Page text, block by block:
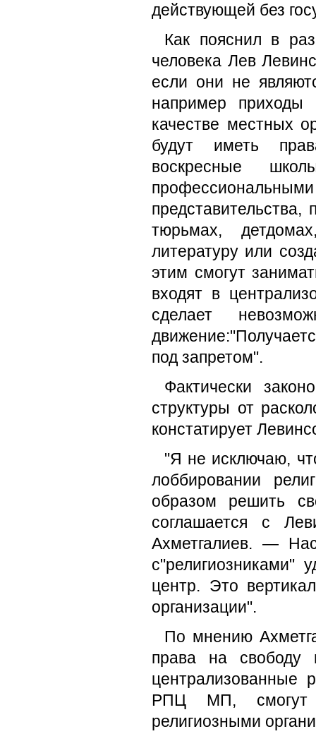
действующей без
Как пояснил в
человека Лев
если они не
например
качестве местных
будут иметь
воскресные
тюрьмах,
литературу или
этим смогут
входят в
сделает
под запретом".
Фактически
структуры от
констатирует
"Я не исключаю,
лоббировании
образом решить
соглашается с
Ахметгалиев. —
с"религиозниками"
центр. Это
организации".
По мнению
права на свободу
централизованные
РПЦ МП, смогут
религиозными